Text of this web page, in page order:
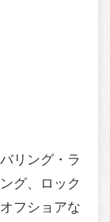
リング・ラ
グ、ロック
フショアな